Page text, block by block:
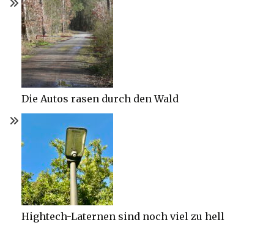
Die Autos rasen durch den Wald
Hightech-Laternen sind noch viel zu hell